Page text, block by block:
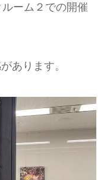
ーム２での開催
あります。